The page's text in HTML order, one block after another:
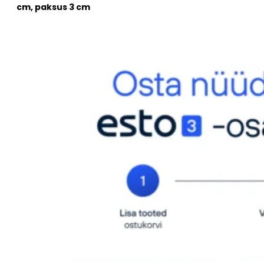
cm, paksus 3 cm